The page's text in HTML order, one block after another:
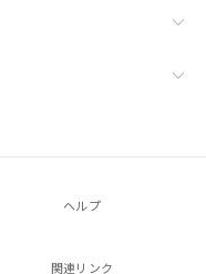
ヘルプ
関連リンク